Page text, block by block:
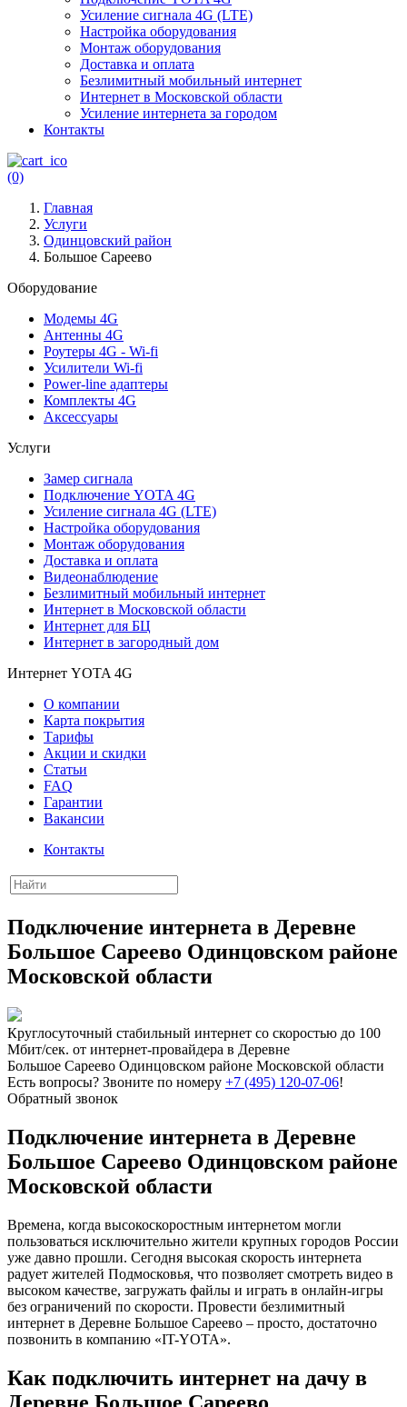
Усиление сигнала 4G (LTE)
Настройка оборудования
Монтаж оборудования
Доставка и оплата
Безлимитный мобильный интернет
Интернет в Московской области
Усиление интернета за городом
Контакты
(0)
Главная
Услуги
Одинцовский район
Большое Сареево
Оборудование
Модемы 4G
Антенны 4G
Роутеры 4G - Wi-fi
Усилители Wi-fi
Power-line адаптеры
Комплекты 4G
Аксессуары
Услуги
Замер сигнала
Подключение YOTA 4G
Усиление сигнала 4G (LTE)
Настройка оборудования
Монтаж оборудования
Доставка и оплата
Видеонаблюдение
Безлимитный мобильный интернет
Интернет в Московской области
Интернет для БЦ
Интернет в загородный дом
Интернет YOTA 4G
О компании
Карта покрытия
Тарифы
Акции и скидки
Статьи
FAQ
Гарантии
Вакансии
Контакты
Подключение интернета в Деревне
Большое Сареево Одинцовском районе
Московской области
Круглосуточный стабильный интернет со скоростью до 100
Мбит/сек. от интернет-провайдера в Деревне
Большое Сареево Одинцовском районе Московской области
Есть вопросы? Звоните по номеру +7 (495) 120-07-06!
Обратный звонок
Подключение интернета в Деревне
Большое Сареево Одинцовском районе
Московской области
Времена, когда высокоскоростным интернетом могли
пользоваться исключительно жители крупных городов России
уже давно прошли. Сегодня высокая скорость интернета
радует жителей Подмосковья, что позволяет смотреть видео в
высоком качестве, загружать файлы и играть в онлайн-игры
без ограничений по скорости. Провести безлимитный
интернет в Деревне Большое Сареево – просто, достаточно
позвонить в компанию «IT-YOTA».
Как подключить интернет на дачу в
Деревне Большое Сареево